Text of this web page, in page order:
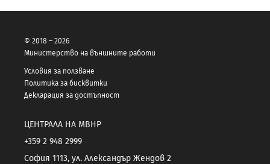
© 2018 – 2026
Министерство на външните работи
Условия за ползване
Политика за бисквитки
Декларация за достъпност
ЦЕНТРАЛА НА МВНР
+359 2 948 2999
София 1113, ул. Александър Жендов 2